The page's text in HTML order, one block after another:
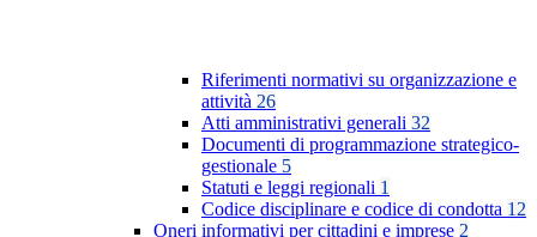
Riferimenti normativi su organizzazione e
attività 26
Atti amministrativi generali 32
Documenti di programmazione strategico-
gestionale 5
Statuti e leggi regionali 1
Codice disciplinare e codice di condotta 12
Oneri informativi per cittadini e imprese 2